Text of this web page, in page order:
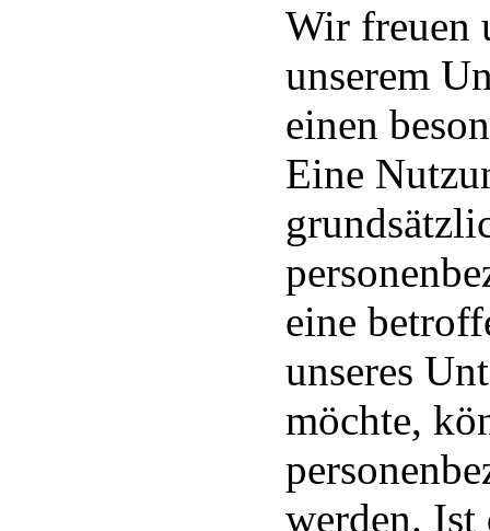
Wir freuen
unserem
einen
Eine
eine
unseres
möchte,
werden. Ist